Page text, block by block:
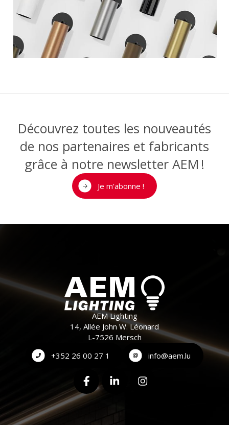
Découvrez toutes les nouveautés
de nos partenaires et fabricants
grâce à notre newsletter AEM !
Je m'abonne !
AEM Lighting
14, Allée John W. Léonard
L-7526 Mersch
+352 26 00 27 1
info@aem.lu